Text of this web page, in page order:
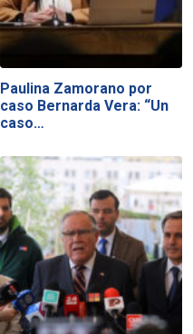
Paulina Zamorano por
caso Bernarda Vera: “Un
caso…